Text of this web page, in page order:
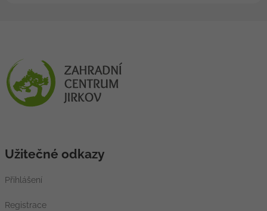
Užitečné odkazy
Přihlášení
Registrace